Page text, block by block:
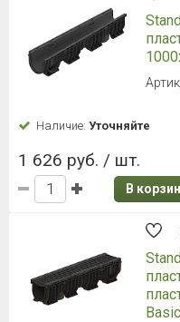
Наличие: Уточняйте
1 626 руб. / шт.
В